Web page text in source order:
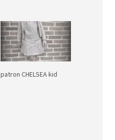
patron CHELSEA kid